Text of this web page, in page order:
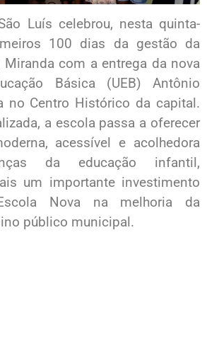
Luís celebrou, nesta quinta-
100 dias da gestão da
Miranda com a entrega da nova
Básica (UEB) Antônio
no Centro Histórico da capital.
a escola passa a oferecer
acessível e acolhedora
da educação infantil,
um importante investimento
Nova na melhoria da
público municipal.